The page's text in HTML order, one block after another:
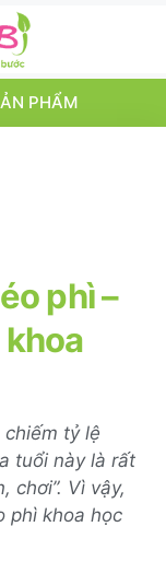
PHẨM
phì –
tỷ lệ
tuổi này là rất
chơi”. Vì vậy,
phì khoa học